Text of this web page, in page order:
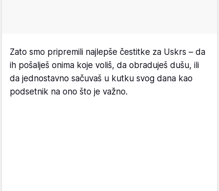
Zato smo pripremili najlepše čestitke za Uskrs – da
ih pošalješ onima koje voliš, da obraduješ dušu, ili
da jednostavno sačuvaš u kutku svog dana kao
podsetnik na ono što je važno.